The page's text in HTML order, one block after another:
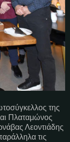
της
Πλαταμώνος
Λεοντιάδης
τις